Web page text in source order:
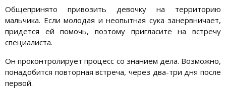
Общепринято привозить девочку на территорию
мальчика. Если молодая и неопытная сука занервничает,
придется ей помочь, поэтому пригласите на встречу
специалиста.
Он проконтролирует процесс со знанием дела. Возможно,
понадобится повторная встреча, через два-три дня после
первой.